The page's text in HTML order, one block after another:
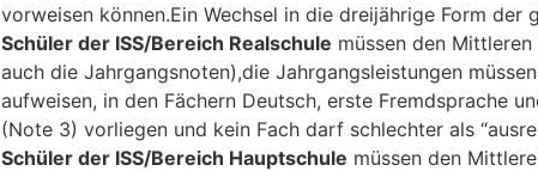
vorweisen können.Ein Wechsel in die dreijährige Form
Schüler der ISS/Bereich Realschule müssen den
auch die Jahrgangsnoten),die Jahrgangsleistungen
aufweisen, in den Fächern Deutsch, erste Fremdsprache
(Note 3) vorliegen und kein Fach darf schlechter als
Schüler der ISS/Bereich Hauptschule müssen den